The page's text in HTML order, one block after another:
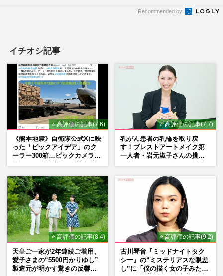
Recommended by
イチオシ記事
⭐ 高評価の記事(7.6)
《熊本地震》自衛隊公式Xに映
った「ビックアイデア」のク
ーラー300箱…ビックカメラが
⭐ 高評価の記事(7.7)
乳がん患者の乳輪を取り戻
す！ブレストアートメイク第
一人者・岩元淑子さんの挑戦
⭐ 高評価の記事(8.4)
天皇ご一家が2年連続ご着用、
愛子さまの“5500円かりゆし”
製造元が明かす驚きの反響
⭐ 高評価の記事(9.2)
古川琴音『ミッドナイトタク
シー』の“ミステリアスな眼差
し”に「僕の描く女の子みた